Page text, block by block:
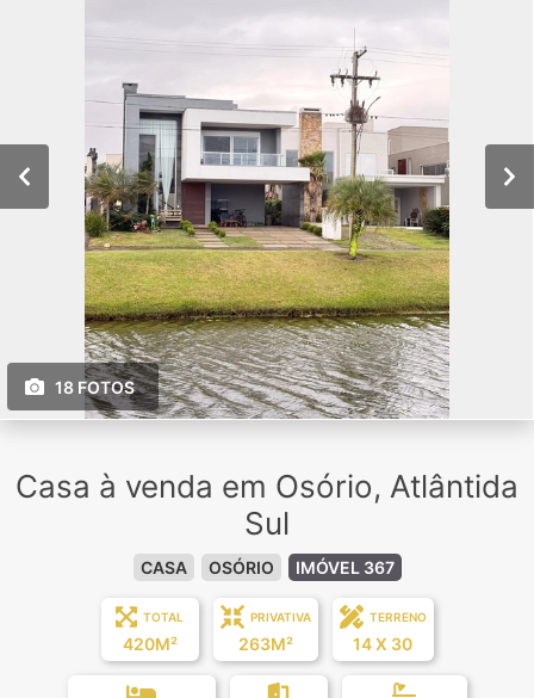
18 FOTOS
Casa à venda em Osório, Atlântida
Sul
CASA OSÓRIO IMÓVEL 367
TOTAL
420M²
PRIVATIVA
263M²
TERRENO
14 X 30